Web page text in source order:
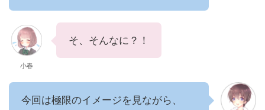
小春
そ、そんなに？！
今回は極限のイメージを見ながら、